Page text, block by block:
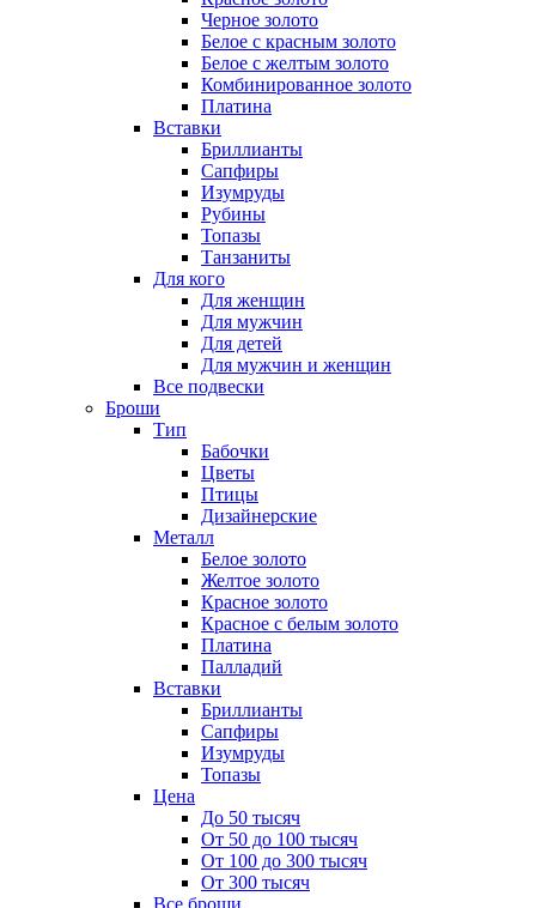
Черное золото
Белое с красным золото
Белое с желтым золото
Комбинированное золото
Платина
Вставки
Бриллианты
Сапфиры
Изумруды
Рубины
Топазы
Танзаниты
Для кого
Для женщин
Для мужчин
Для детей
Для мужчин и женщин
Все подвески
Броши
Тип
Бабочки
Цветы
Птицы
Дизайнерские
Металл
Белое золото
Желтое золото
Красное золото
Красное с белым золото
Платина
Палладий
Вставки
Бриллианты
Сапфиры
Изумруды
Топазы
Цена
До 50 тысяч
От 50 до 100 тысяч
От 100 до 300 тысяч
От 300 тысяч
Все броши